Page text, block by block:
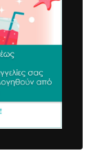
Γκρι
σύνθεση